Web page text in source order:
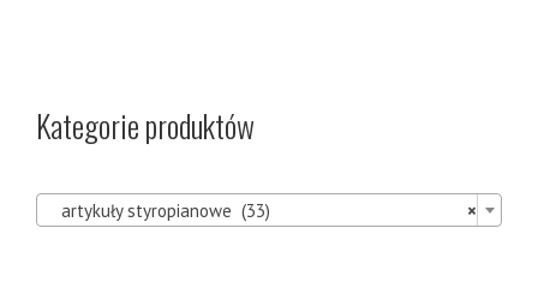
Kategorie produktów
×
artykuły styropianowe (33)